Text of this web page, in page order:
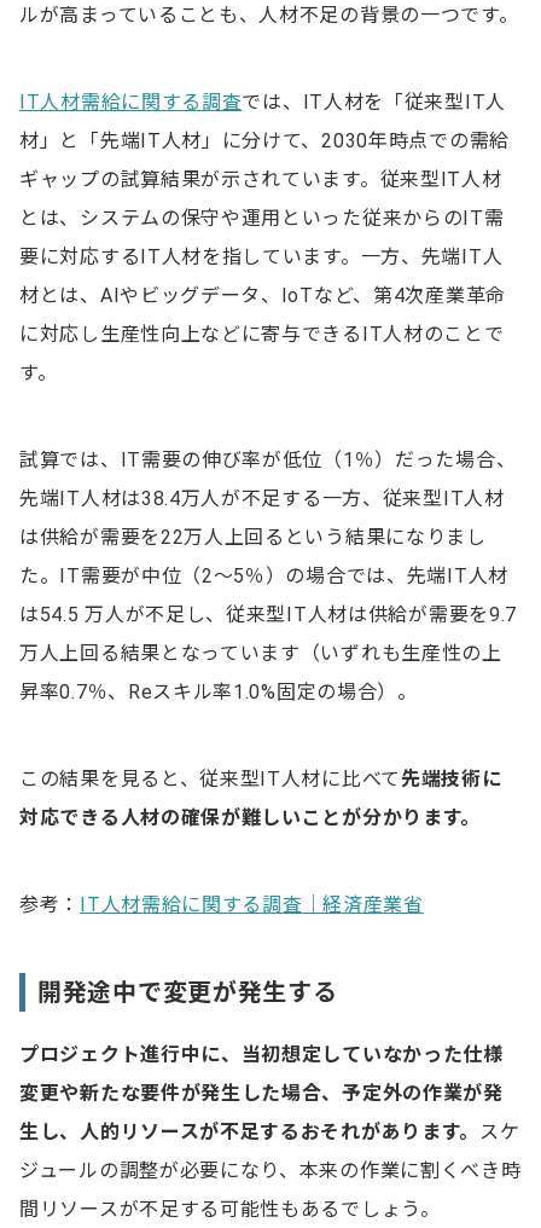
ルが高まっていることも、人材不足の背景の一つです。
IT人材需給に関する調査では、IT人材を「従来型IT人
材」と「先端IT人材」に分けて、2030年時点での需給
ギャップの試算結果が示されています。従来型IT人材
とは、システムの保守や運用といった従来からのIT需
要に対応するIT人材を指しています。一方、先端IT人
材とは、AIやビッグデータ、IoTなど、第4次産業革命
に対応し生産性向上などに寄与できるIT人材のことで
す。
試算では、IT需要の伸び率が低位（1％）だった場合、
先端IT人材は38.4万人が不足する一方、従来型IT人材
は供給が需要を22万人上回るという結果になりまし
た。IT需要が中位（2～5％）の場合では、先端IT人材
は54.5 万人が不足し、従来型IT人材は供給が需要を9.7
万人上回る結果となっています（いずれも生産性の上
昇率0.7％、Reスキル率1.0%固定の場合）。
この結果を見ると、従来型IT人材に比べて 先端技術に
対応できる人材の確保が難しいことが分かります。
参考： IT人材需給に関する調査｜経済産業省
開発途中で変更が発生する
プロジェクト進行中に、当初想定していなかった仕様
変更や新たな要件が発生した場合、予定外の作業が発
生し、人的リソースが不足するおそれがあります。 スケ
ジュールの調整が必要になり、本来の作業に割くべき時
間リソースが不足する可能性もあるでしょう。